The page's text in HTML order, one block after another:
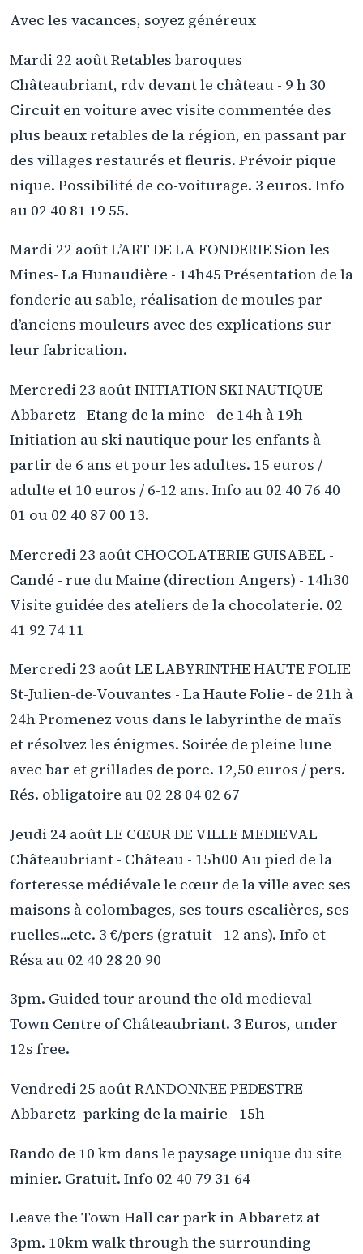
Avec les vacances, soyez généreux
Mardi 22 août Retables baroques
Châteaubriant, rdv devant le château - 9 h 30
Circuit en voiture avec visite commentée des
plus beaux retables de la région, en passant par
des villages restaurés et fleuris. Prévoir pique
nique. Possibilité de co-voiturage. 3 euros. Info
au 02 40 81 19 55.
Mardi 22 août L’ART DE LA FONDERIE Sion les
Mines- La Hunaudière - 14h45 Présentation de la
fonderie au sable, réalisation de moules par
d’anciens mouleurs avec des explications sur
leur fabrication.
Mercredi 23 août INITIATION SKI NAUTIQUE
Abbaretz - Etang de la mine - de 14h à 19h
Initiation au ski nautique pour les enfants à
partir de 6 ans et pour les adultes. 15 euros /
adulte et 10 euros / 6-12 ans. Info au 02 40 76 40
01 ou 02 40 87 00 13.
Mercredi 23 août CHOCOLATERIE GUISABEL -
Candé - rue du Maine (direction Angers) - 14h30
Visite guidée des ateliers de la chocolaterie. 02
41 92 74 11
Mercredi 23 août LE LABYRINTHE HAUTE FOLIE
St-Julien-de-Vouvantes - La Haute Folie - de 21h à
24h Promenez vous dans le labyrinthe de maïs
et résolvez les énigmes. Soirée de pleine lune
avec bar et grillades de porc. 12,50 euros / pers.
Rés. obligatoire au 02 28 04 02 67
Jeudi 24 août LE CŒUR DE VILLE MEDIEVAL
Châteaubriant - Château - 15h00 Au pied de la
forteresse médiévale le cœur de la ville avec ses
maisons à colombages, ses tours escalières, ses
ruelles...etc. 3 €/pers (gratuit - 12 ans). Info et
Résa au 02 40 28 20 90
3pm. Guided tour around the old medieval
Town Centre of Châteaubriant. 3 Euros, under
12s free.
Vendredi 25 août RANDONNEE PEDESTRE
Abbaretz -parking de la mairie - 15h
Rando de 10 km dans le paysage unique du site
minier. Gratuit. Info 02 40 79 31 64
Leave the Town Hall car park in Abbaretz at
3pm. 10km walk through the surrounding